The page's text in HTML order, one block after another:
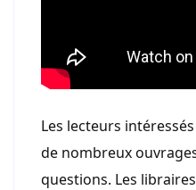
Les lecteurs
de nombreux
questions. Les